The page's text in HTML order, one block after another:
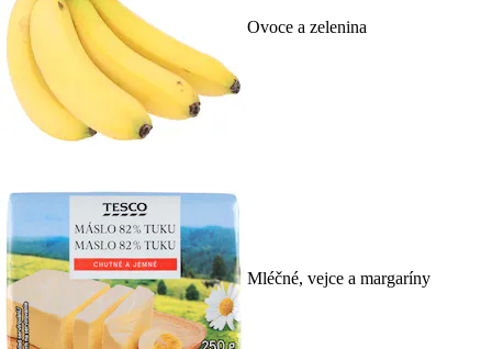
Ovoce a zelenina
Mléčné, vejce a margaríny